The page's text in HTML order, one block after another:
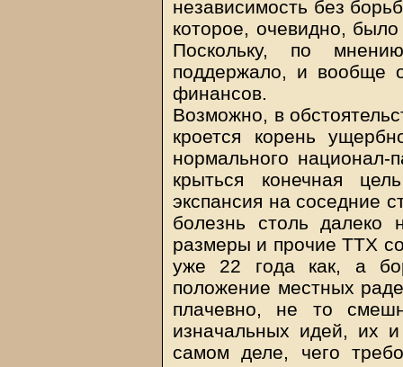
независимость без
которое, очевидно,
Поскольку, по
поддержало, и вообще
финансов.
Возможно, в
кроется корень
нормального национал-
крыться конечная
экспансия на соседние
болезнь столь
размеры и прочие ТТХ
уже 22 года как, а
положение местных
плачевно, не то
изначальных идей, их
самом деле, чего